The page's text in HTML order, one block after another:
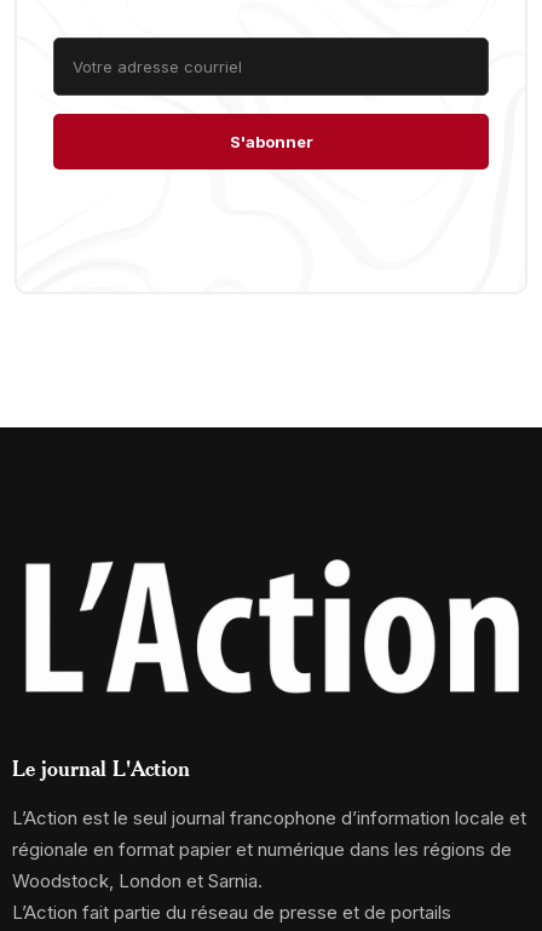
Le journal L'Action
L’Action est le seul journal francophone d’information locale et
régionale en format papier et numérique dans les régions de
Woodstock, London et Sarnia.
L’Action fait partie du réseau de presse et de portails